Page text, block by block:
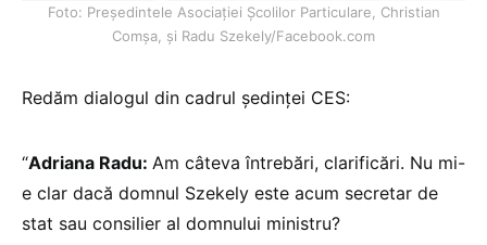
Foto: Președintele Asociației Școlilor Particulare, Christian
Comșa, și Radu Szekely/Facebook.com
Redăm dialogul din cadrul ședinței CES:
“Adriana Radu: Am câteva întrebări, clarificări. Nu mi-
e clar dacă domnul Szekely este acum secretar de
stat sau consilier al domnului ministru?